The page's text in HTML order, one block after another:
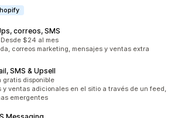
correos, SMS
en total
Desde $24 al mes
correos marketing, mensajes y ventas extra
SMS & Upsell
total
gratis disponible
y ventas adicionales en el sitio a través de un feed,
emergentes